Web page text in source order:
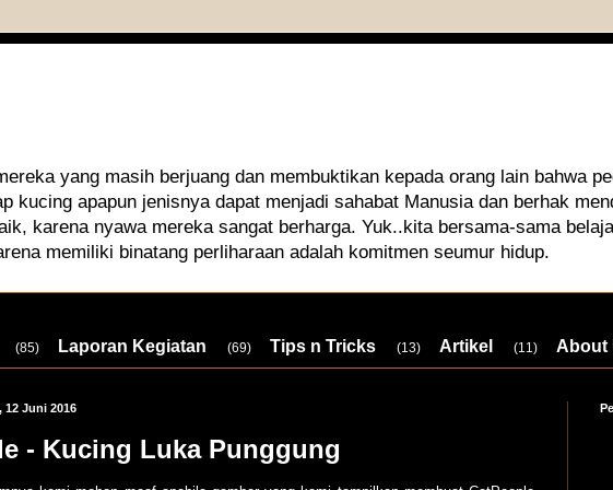
yang masih berjuang dan membuktikan kepada orang lain bahwa
kucing apapun jenisnya dapat menjadi sahabat Manusia dan berhak
karena nyawa mereka sangat berharga. Yuk..kita bersama-sama
memiliki binatang perliharaan adalah komitmen seumur hidup.
(85) Laporan Kegiatan (69) Tips n Tricks (13) Artikel (11) About
12 Juni 2016
- Kucing Luka Punggung